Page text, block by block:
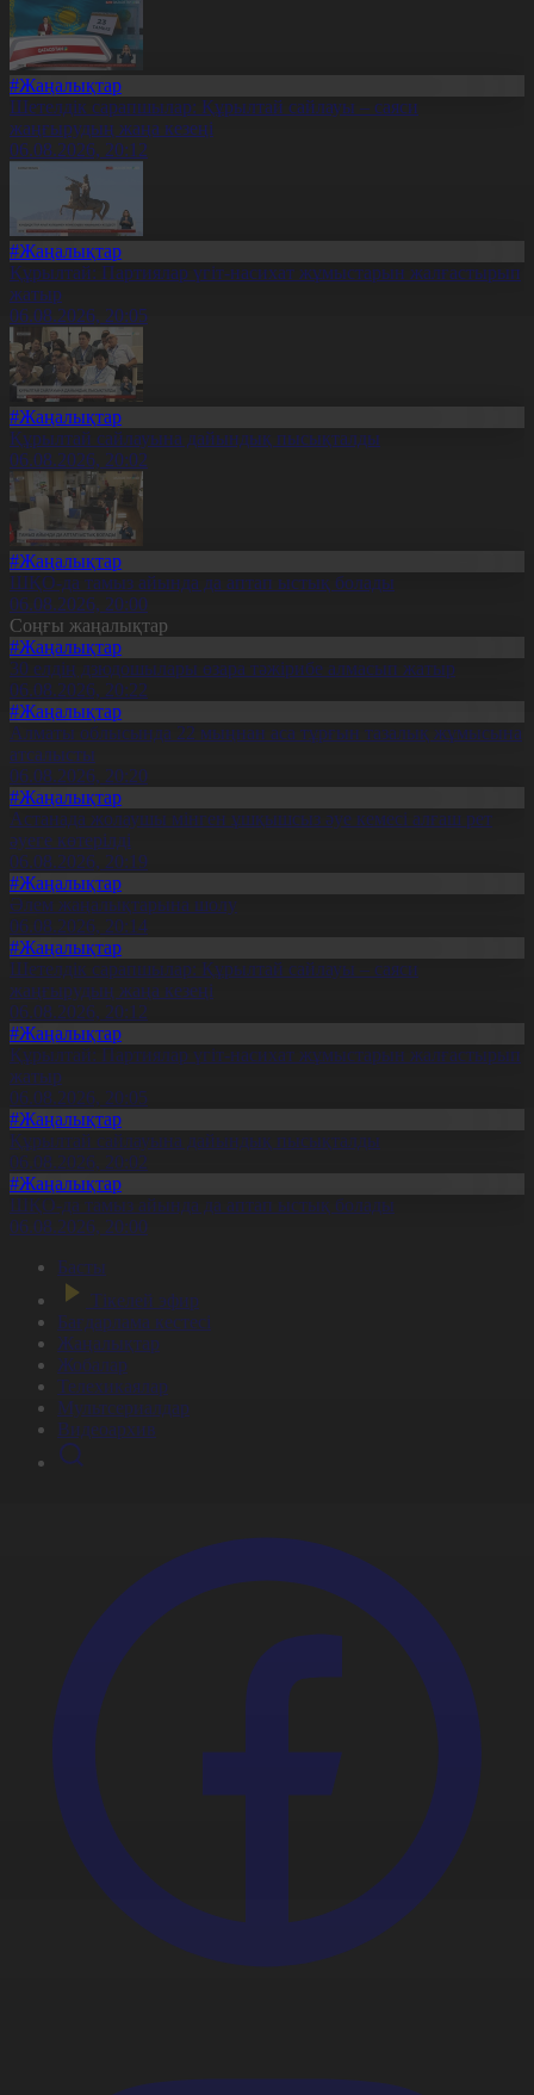
#Жаңалықтар
Шетелдік сарапшылар: Құрылтай сайлауы – саяси
жаңғырудың жаңа кезеңі
06.08.2026, 20:12
#Жаңалықтар
Құрылтай: Партиялар үгіт-насихат жұмыстарын жалғастырып
жатыр
06.08.2026, 20:05
#Жаңалықтар
Құрылтай сайлауына дайындық пысықталды
06.08.2026, 20:02
#Жаңалықтар
ШҚО-да тамыз айында да аптап ыстық болады
06.08.2026, 20:00
Соңғы жаңалықтар
#Жаңалықтар
30 елдің дзюдошылары өзара тәжірибе алмасып жатыр
06.08.2026, 20:22
#Жаңалықтар
Алматы облысында 22 мыңнан аса тұрғын тазалық жұмысына
атсалысты
06.08.2026, 20:20
#Жаңалықтар
Астанада жолаушы мінген ұшқышсыз әуе кемесі алғаш рет
әуеге көтерілді
06.08.2026, 20:19
#Жаңалықтар
Әлем жаңалықтарына шолу
06.08.2026, 20:14
#Жаңалықтар
Шетелдік сарапшылар: Құрылтай сайлауы – саяси
жаңғырудың жаңа кезеңі
06.08.2026, 20:12
#Жаңалықтар
Құрылтай: Партиялар үгіт-насихат жұмыстарын жалғастырып
жатыр
06.08.2026, 20:05
#Жаңалықтар
Құрылтай сайлауына дайындық пысықталды
06.08.2026, 20:02
#Жаңалықтар
ШҚО-да тамыз айында да аптап ыстық болады
06.08.2026, 20:00
Басты
Тікелей эфир
Бағдарлама кестесі
Жаңалықтар
Жобалар
Телехикаялар
Мультсериалдар
Видеоархив